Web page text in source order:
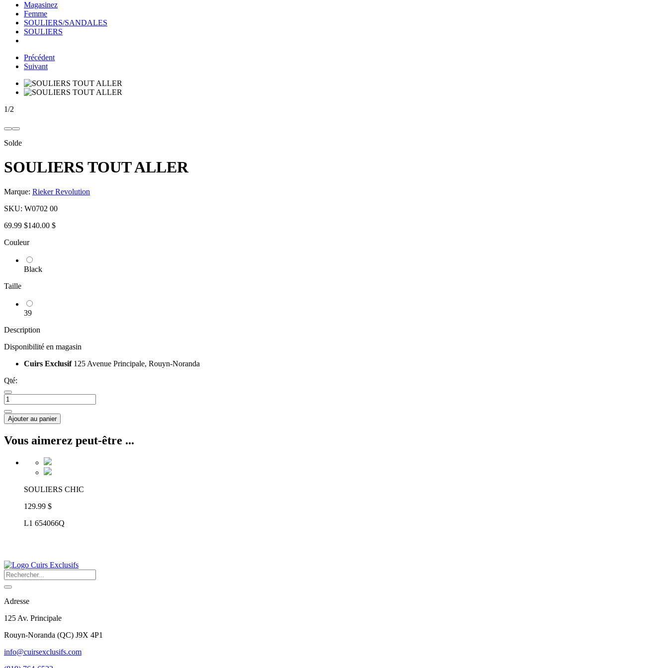
Magasinez
Femme
SOULIERS/SANDALES
SOULIERS
Précédent
Suivant
1/2
Solde
SOULIERS TOUT ALLER
Marque: Rieker Revolution
SKU: W0702 00
69.99 $140.00 $
Couleur
Black
Taille
39
Description
Disponibilité en magasin
Cuirs Exclusif 125 Avenue Principale, Rouyn-Noranda
Qté:
Ajouter au panier
Vous aimerez peut-être ...
SOULIERS CHIC
129.99 $
L1 654066Q
Adresse
125 Av. Principale
Rouyn-Noranda (QC) J9X 4P1
info@cuirsexclusifs.com